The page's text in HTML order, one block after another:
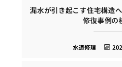
漏水が引き起こす住宅構造
修復事例の
水道修理